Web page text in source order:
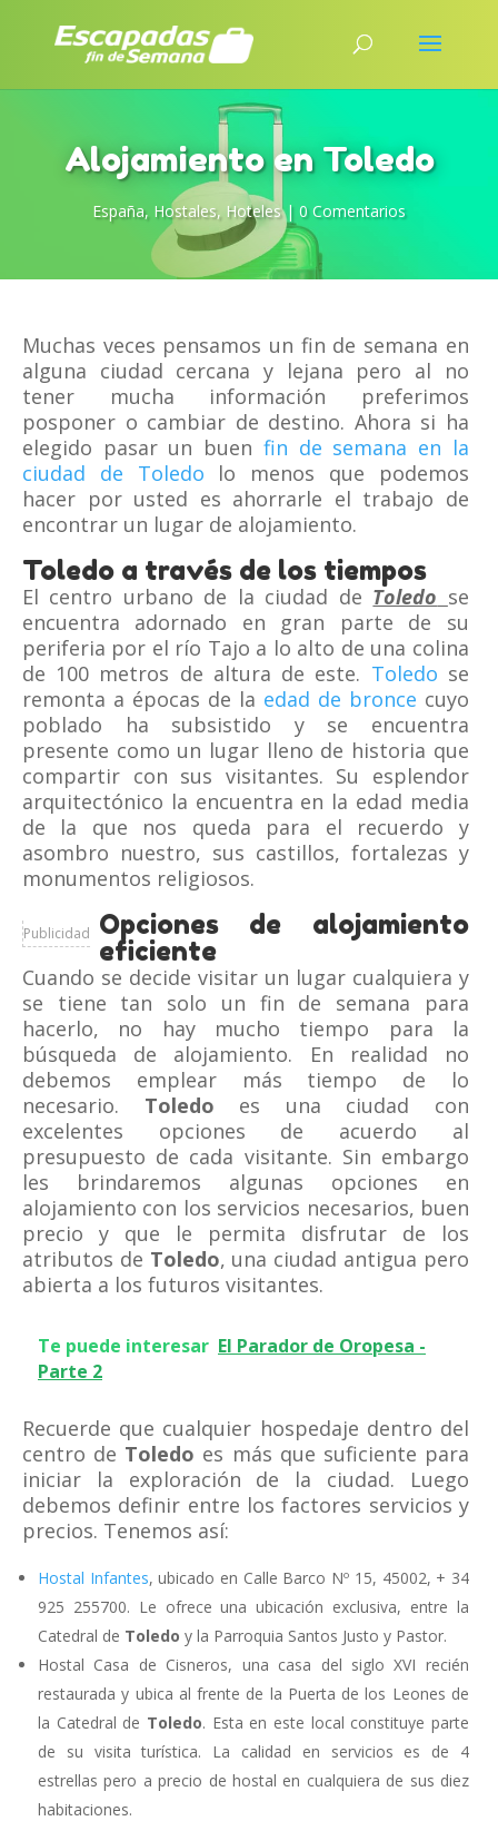
Alojamiento en Toledo
España, Hostales, Hoteles| 0 Comentarios
Muchas veces pensamos un fin de semana en
alguna ciudad cercana y lejana pero al no
tener mucha información preferimos
posponer o cambiar de destino. Ahora si ha
elegido pasar un buen fin de semana en la
ciudad de Toledo lo menos que podemos
hacer por usted es ahorrarle el trabajo de
encontrar un lugar de alojamiento.
Toledo a través de los tiempos
El centro urbano de la ciudad de Toledo se
encuentra adornado en gran parte de su
periferia por el río Tajo a lo alto de una colina
de 100 metros de altura de este. Toledo se
remonta a épocas de la edad de bronce cuyo
poblado ha subsistido y se encuentra
presente como un lugar lleno de historia que
compartir con sus visitantes. Su esplendor
arquitectónico la encuentra en la edad media
de la que nos queda para el recuerdo y
asombro nuestro, sus castillos, fortalezas y
monumentos religiosos.
Publicidad Opciones de alojamiento
eficiente
Cuando se decide visitar un lugar cualquiera y
se tiene tan solo un fin de semana para
hacerlo, no hay mucho tiempo para la
búsqueda de alojamiento. En realidad no
debemos emplear más tiempo de lo
necesario. Toledo es una ciudad con
excelentes opciones de acuerdo al
presupuesto de cada visitante. Sin embargo
les brindaremos algunas opciones en
alojamiento con los servicios necesarios, buen
precio y que le permita disfrutar de los
atributos de Toledo, una ciudad antigua pero
abierta a los futuros visitantes.
Te puede interesar El Parador de Oropesa -
Parte 2
Recuerde que cualquier hospedaje dentro del
centro de Toledo es más que suficiente para
iniciar la exploración de la ciudad. Luego
debemos definir entre los factores servicios y
precios. Tenemos así:
Hostal Infantes, ubicado en Calle Barco Nº 15, 45002, + 34
925 255700. Le ofrece una ubicación exclusiva, entre la
Catedral de Toledo y la Parroquia Santos Justo y Pastor.
Hostal Casa de Cisneros, una casa del siglo XVI recién
restaurada y ubica al frente de la Puerta de los Leones de
la Catedral de Toledo. Esta en este local constituye parte
de su visita turística. La calidad en servicios es de 4
estrellas pero a precio de hostal en cualquiera de sus diez
habitaciones.